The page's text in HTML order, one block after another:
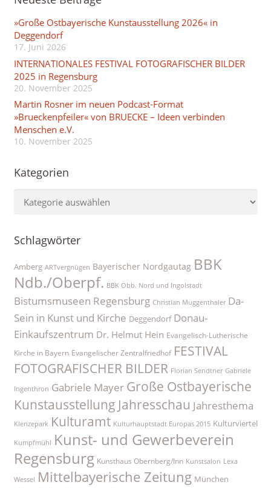
»Große Ostbayerische Kunstausstellung 2026« in
Deggendorf
17. Juni 2026
INTERNATIONALES FESTIVAL FOTOGRAFISCHER BILDER
2025 in Regensburg
20. November 2025
Martin Rosner im neuen Podcast-Format
»Brueckenpfeiler« von BRUECKE – Ideen verbinden
Menschen e.V.
10. November 2025
Kategorien
Kategorien
Schlagwörter
Amberg ARTvergnügen Bayerischer Nordgautag BBK
Ndb./Oberpf. BBK Obb. Nord und Ingolstadt
Bistumsmuseen Regensburg Christian Muggenthaler Da-
Sein in Kunst und Kirche Deggendorf Donau-
Einkaufszentrum Dr. Helmut Hein Evangelisch-Lutherische
Kirche in Bayern Evangelischer Zentralfriedhof FESTIVAL
FOTOGRAFISCHER BILDER Florian Sendtner Gabriele
Ingenthron Gabriele Mayer Große Ostbayerische
Kunstausstellung Jahresschau Jahresthema
Klenzepark Kulturamt Kulturhauptstadt Europas 2015 Kulturviertel
Kumpfmühl Kunst- und Gewerbeverein
Regensburg Kunsthaus Obernberg/Inn Kunstsalon Lexa
Wessel Mittelbayerische Zeitung München